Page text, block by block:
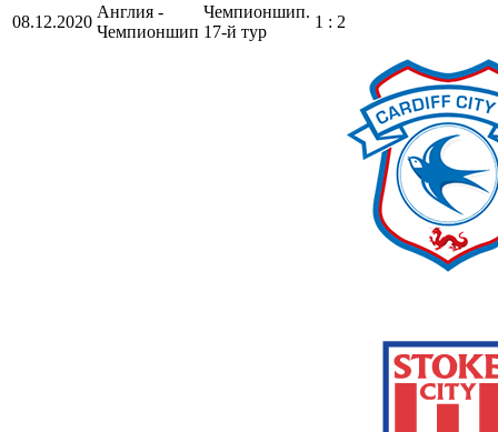
08.12.2020
Англия -
Чемпионшип
Чемпионшип.
17-й тур
1 : 2